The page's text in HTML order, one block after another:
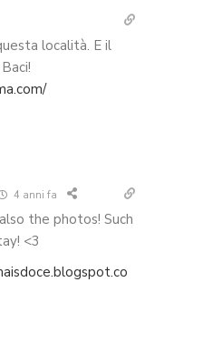
località. E il
4 anni fa
the photos! Such
<3